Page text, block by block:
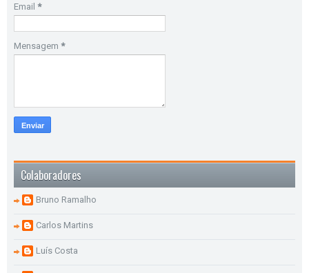
Email *
Mensagem *
Colaboradores
Bruno Ramalho
Carlos Martins
Luís Costa